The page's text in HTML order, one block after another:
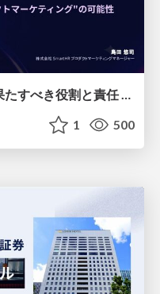
新規事業立ち上げにPMMが果たすべき役割と責任 −スケールアップ企業における"プロダクトマーケティング"の可能性
1 500